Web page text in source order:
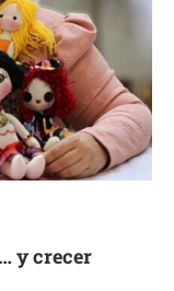
y crecer